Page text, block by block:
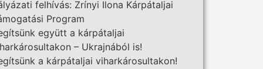
felhívás: Zrínyi Ilona Kárpátaljai
Program
együtt a kárpátaljai
– Ukrajnából is!
a kárpátaljai viharkárosultakon!